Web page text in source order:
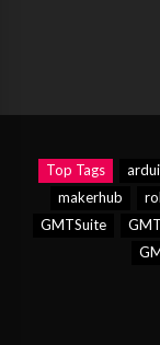
Top Tags
makerhub
GMTSuite